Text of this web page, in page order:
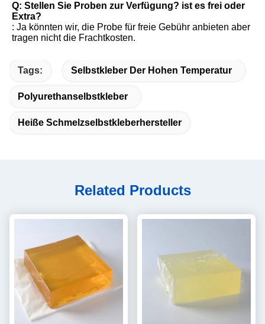
Q: Stellen Sie Proben zur Verfügung? ist es frei oder
Extra?
: Ja könnten wir, die Probe für freie Gebühr anbieten aber
tragen nicht die Frachtkosten.
Tags: Selbstkleber Der Hohen Temperatur
Polyurethanselbstkleber
Heiße Schmelzselbstkleberhersteller
Related Products